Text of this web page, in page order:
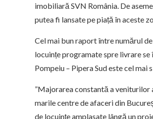
imobiliară SVN România. De
putea fi lansate pe piață în aceste
Cel mai bun raport între numărul
locuințe programate spre livrare
Pompeiu – Pipera Sud este cel
”Majorarea constantă a
marile centre de afaceri din
de locuințe amplasate lângă un